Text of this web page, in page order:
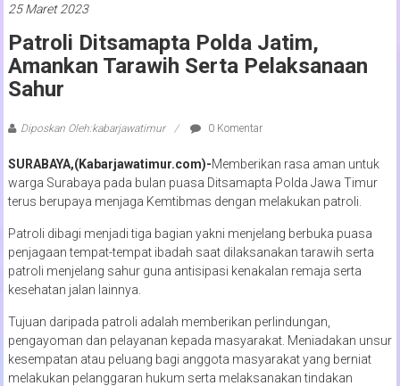
25 Maret 2023
Patroli Ditsamapta Polda Jatim,
Amankan Tarawih Serta Pelaksanaan
Sahur
Diposkan Oleh:kabarjawatimur 0 Komentar
SURABAYA,(Kabarjawatimur.com)-Memberikan rasa aman untuk
warga Surabaya pada bulan puasa Ditsamapta Polda Jawa Timur
terus berupaya menjaga Kemtibmas dengan melakukan patroli.
Patroli dibagi menjadi tiga bagian yakni menjelang berbuka puasa
penjagaan tempat-tempat ibadah saat dilaksanakan tarawih serta
patroli menjelang sahur guna antisipasi kenakalan remaja serta
kesehatan jalan lainnya.
Tujuan daripada patroli adalah memberikan perlindungan,
pengayoman dan pelayanan kepada masyarakat. Meniadakan unsur
kesempatan atau peluang bagi anggota masyarakat yang berniat
melakukan pelanggaran hukum serta melaksanakan tindakan